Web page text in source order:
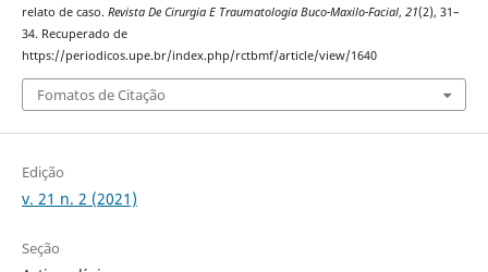
relato de caso. Revista De Cirurgia E Traumatologia Buco-Maxilo-Facial, 21(2), 31–
34. Recuperado de
https://periodicos.upe.br/index.php/rctbmf/article/view/1640
Fomatos de Citação
Edição
v. 21 n. 2 (2021)
Seção